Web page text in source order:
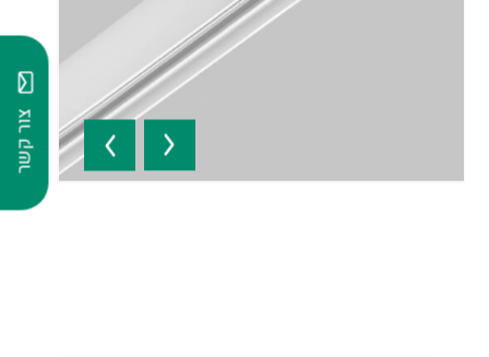
צור קשר